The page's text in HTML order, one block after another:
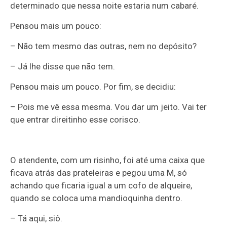
determinado que nessa noite estaria num cabaré.
Pensou mais um pouco:
– Não tem mesmo das outras, nem no depósito?
– Já lhe disse que não tem.
Pensou mais um pouco. Por fim, se decidiu:
– Pois me vê essa mesma. Vou dar um jeito. Vai ter
que entrar direitinho esse corisco.
O atendente, com um risinho, foi até uma caixa que
ficava atrás das prateleiras e pegou uma M, só
achando que ficaria igual a um cofo de alqueire,
quando se coloca uma mandioquinha dentro.
– Tá aqui, siô.